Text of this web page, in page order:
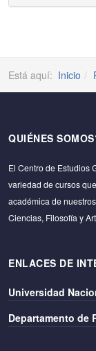
Está aquí: Inicio
QUIÉNES
El Centro de Estudios
variedad de cursos
académica de
Ciencias, Filosofía y
ENLACES DE
Universidad
Departamento de